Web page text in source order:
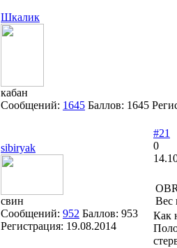
Шкалик
кабан
Сообщений: 1645 Баллов: 1645
sibiryak
свин
Сообщений: 952 Баллов: 953
Регистрация: 19.08.2014
#21
0
Вес
Как